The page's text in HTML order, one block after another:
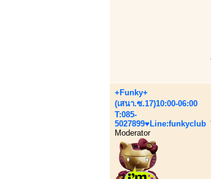
+Funky+
(เสนา.ซ.17)10:00-06:00
T:085-
5027899♥Line:funkyclub
Moderator